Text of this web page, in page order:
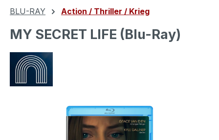
BLU-RAY Action / Thriller / Krieg
MY SECRET LIFE (Blu-Ray)
Bildergalerie überspringen